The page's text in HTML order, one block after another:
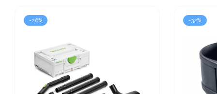
-26% -32%